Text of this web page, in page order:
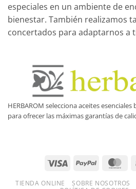
especiales en un ambiente de
bienestar. También realizamos
concertados para adaptarnos a
HERBAROM selecciona aceites
para ofrecer las máximas garantías de
Visa PayPal
TIENDA ONLINE SOBRE NOSOTROS